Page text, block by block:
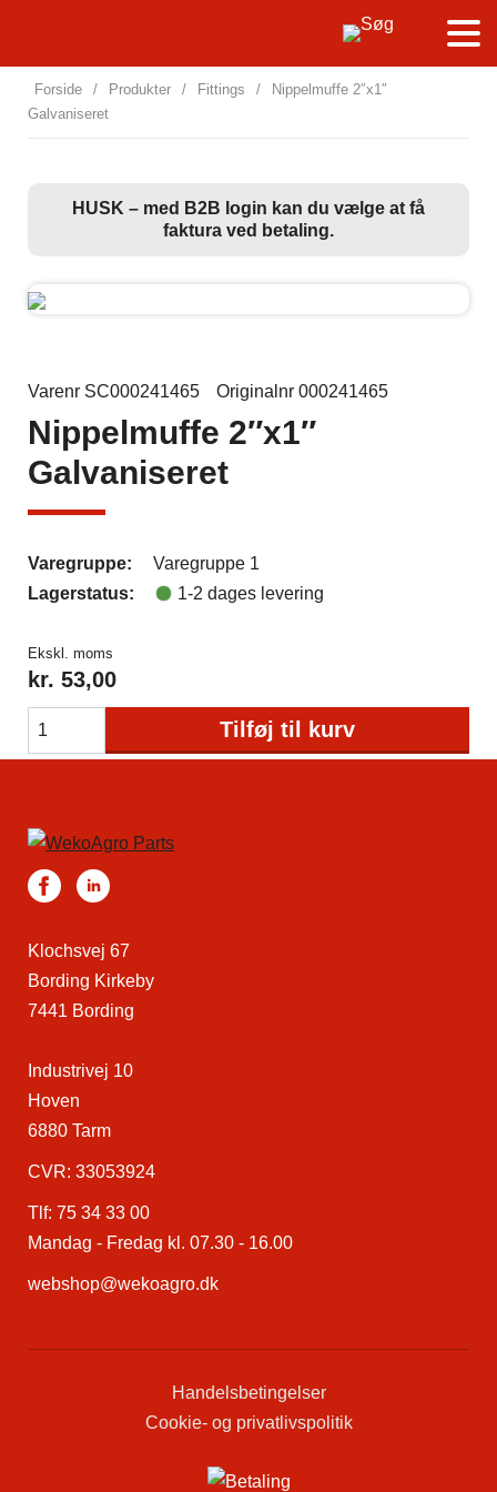
Forside / Produkter / Fittings /
Nippelmuffe 2″x1″
Galvaniseret
HUSK – med B2B login kan du vælge at få
faktura ved betaling.
Varenr SC000241465 Originalnr 000241465
Nippelmuffe 2″x1″
Galvaniseret
Varegruppe:
Varegruppe 1
Lagerstatus:
1-2 dages levering
Ekskl. moms
kr. 53,00
Tilføj til kurv
Klochsvej 67
Bording Kirkeby
7441 Bording
Industrivej 10
Hoven
6880 Tarm
CVR: 33053924
Tlf: 75 34 33 00
Mandag - Fredag kl. 07.30 - 16.00
webshop@wekoagro.dk
Handelsbetingelser
Cookie- og privatlivspolitik